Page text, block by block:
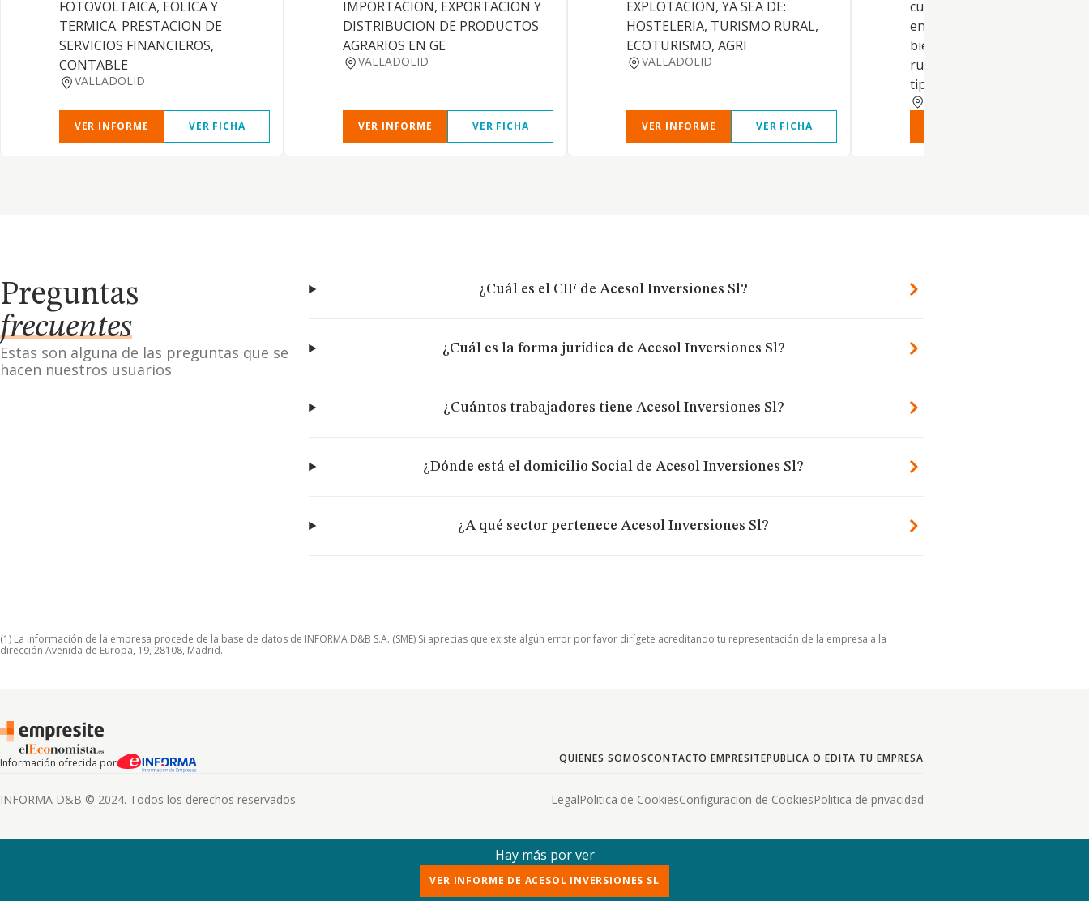
FOTOVOLTAICA, EOLICA Y
TERMICA. PRESTACION DE
SERVICIOS FINANCIEROS,
CONTABLE
VALLADOLID
VER INFORME VER FICHA
IMPORTACION, EXPORTACION Y
DISTRIBUCION DE PRODUCTOS
AGRARIOS EN GE
VALLADOLID
VER INFORME VER FICHA
EXPLOTACION, YA SEA DE:
HOSTELERIA, TURISMO RURAL,
ECOTURISMO, AGRI
VALLADOLID
VER INFORME VER FICHA
cualquiera de las formas
en derecho, de toda clase de
bienes inmuebles, urbanos o
rusticos, edificaciones de
tipo,.
Preguntas
frecuentes
Estas son alguna de las preguntas que se
hacen nuestros usuarios
¿Cuál es el CIF de Acesol Inversiones Sl?
¿Cuál es la forma jurídica de Acesol Inversiones Sl?
¿Cuántos trabajadores tiene Acesol Inversiones Sl?
¿Dónde está el domicilio Social de Acesol Inversiones Sl?
¿A qué sector pertenece Acesol Inversiones Sl?
(1) La información de la empresa procede de la base de datos de INFORMA D&B S.A. (SME) Si aprecias que existe algún error por favor dirígete acreditando tu representación de la empresa a la
dirección Avenida de Europa, 19, 28108, Madrid.
Información ofrecida por QUIENES SOMOSCONTACTO EMPRESITEPUBLICA O EDITA TU EMPRESA
INFORMA D&B © 2024. Todos los derechos reservados LegalPolitica de CookiesConfiguracion de CookiesPolitica de privacidad
Hay más por ver
VER INFORME DE ACESOL INVERSIONES SL